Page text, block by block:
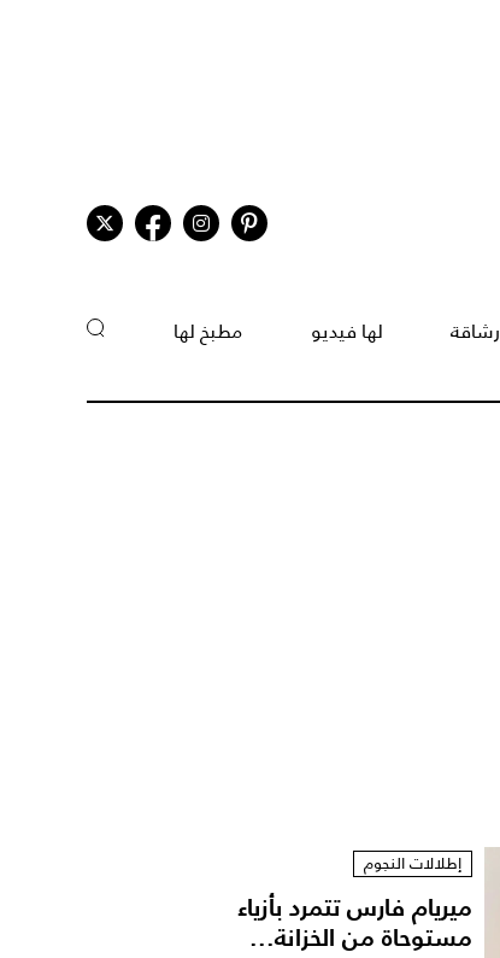
لها فيديو مطبخ لها
إطلالات النجوم
ميريام فارس تتمرد بأزياء
مستوحاة من الخزانة...